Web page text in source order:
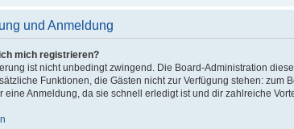
und Anmeldung
mich registrieren?
ist nicht unbedingt zwingend. Die Board-Administration
Funktionen, die Gästen nicht zur Verfügung stehen:
eine Anmeldung, da sie schnell erledigt ist und dir zahlreiche